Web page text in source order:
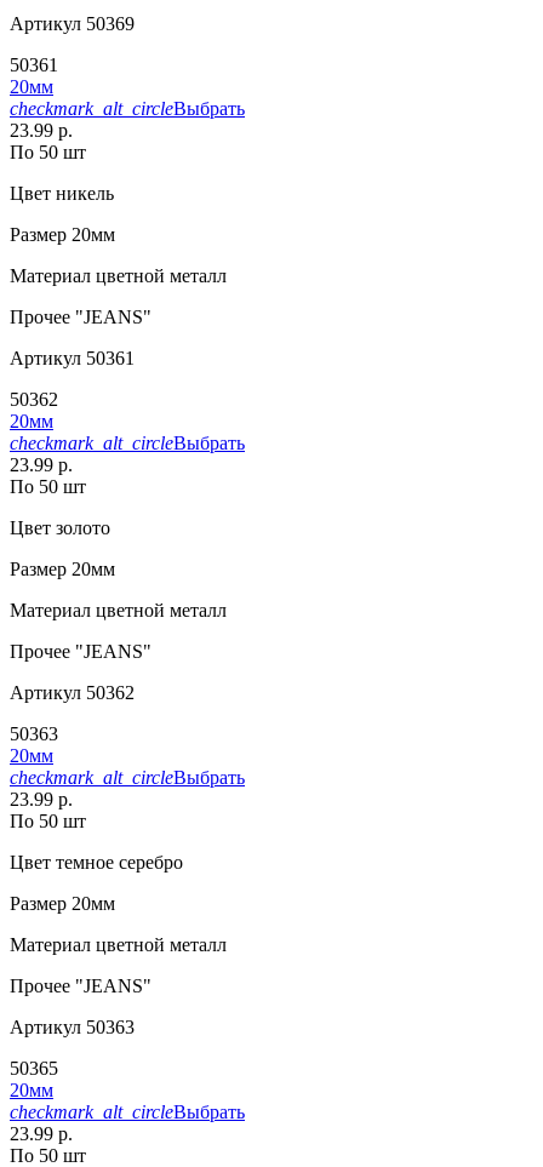
Артикул 50369
50361
20мм
checkmark_alt_circleВыбрать
23.99 р.
По 50 шт
Цвет никель
Размер 20мм
Материал цветной металл
Прочее "JEANS"
Артикул 50361
50362
20мм
checkmark_alt_circleВыбрать
23.99 р.
По 50 шт
Цвет золото
Размер 20мм
Материал цветной металл
Прочее "JEANS"
Артикул 50362
50363
20мм
checkmark_alt_circleВыбрать
23.99 р.
По 50 шт
Цвет темное серебро
Размер 20мм
Материал цветной металл
Прочее "JEANS"
Артикул 50363
50365
20мм
checkmark_alt_circleВыбрать
23.99 р.
По 50 шт